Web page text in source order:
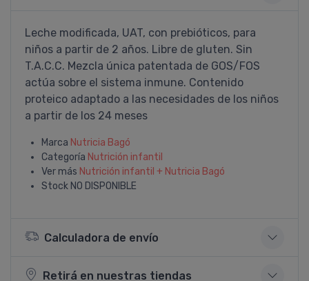
Leche modificada, UAT, con prebióticos, para
niños a partir de 2 años. Libre de gluten. Sin
T.A.C.C. Mezcla única patentada de GOS/FOS
actúa sobre el sistema inmune. Contenido
proteico adaptado a las necesidades de los niños
a partir de los 24 meses
Marca Nutricia Bagó
Categoría Nutrición infantil
Ver más Nutrición infantil + Nutricia Bagó
Stock NO DISPONIBLE
Calculadora de envío
Retirá en nuestras tiendas